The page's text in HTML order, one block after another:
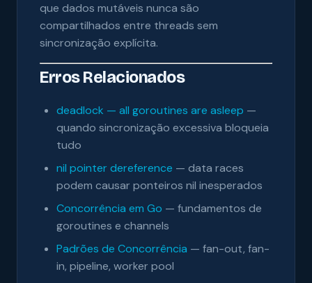
que dados mutáveis nunca são
compartilhados entre threads sem
sincronização explícita.
Erros Relacionados
deadlock — all goroutines are asleep —
quando sincronização excessiva bloqueia
tudo
nil pointer dereference — data races
podem causar ponteiros nil inesperados
Concorrência em Go — fundamentos de
goroutines e channels
Padrões de Concorrência — fan-out, fan-
in, pipeline, worker pool